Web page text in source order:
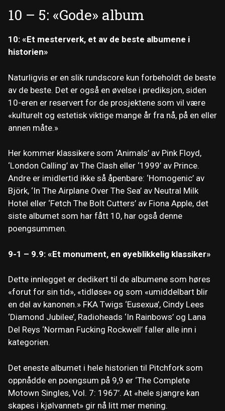
10 – 5: «Gode» album
10: «Et mesterverk, et av de beste albumene i
historien»
Naturligvis er en slik rundscore kun forbeholdt de beste
av de beste. Det er også en øvelse i prediksjon, siden
10-eren er reservert for de prosjektene som vil være
«kulturelt og estetisk viktige mange år fra nå, på en eller
annen måte.»
Her kommer klassikere som ‘Animals’ av Pink Floyd,
‘London Calling’ av The Clash eller ‘1999’ av Prince.
Andre er imidlertid ikke så åpenbare: ‘Homogenic’ av
Björk, ‘In The Airplane Over The Sea’ av Neutral Milk
Hotel eller ‘Fetch The Bolt Cutters’ av Fiona Apple, det
siste albumet som har fått 10, har også denne
poengsummen.
9-1 – 9.9: «Et monument, en øyeblikkelig klassiker»
Dette innlegget er dedikert til de albumene som høres
«forut for sin tid», «tidløse» og som «umiddelbart blir
en del av kanonen.» FKA Twigs ‘Eusexua’, Cindy Lees
‘Diamond Jubilee’, Radioheads ‘In Rainbows’ og Lana
Del Reys ‘Norman Fucking Rockwell’ faller alle inn i
kategorien.
Det eneste albumet i hele historien til Pitchfork som
oppnådde en poengsum på 9,9 er ‘The Complete
Motown Singles, Vol. 7: 1967’. At «hele sjangre kan
skapes i kjølvannet» gir nå litt mer mening.